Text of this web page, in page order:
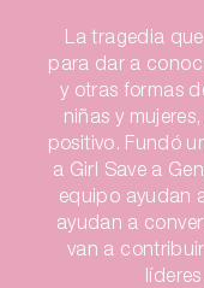
La tragedia
para dar a
y otras formas
niñas y
positivo. Fundó
a Girl Save a
equipo ayudan
ayudan a
van a